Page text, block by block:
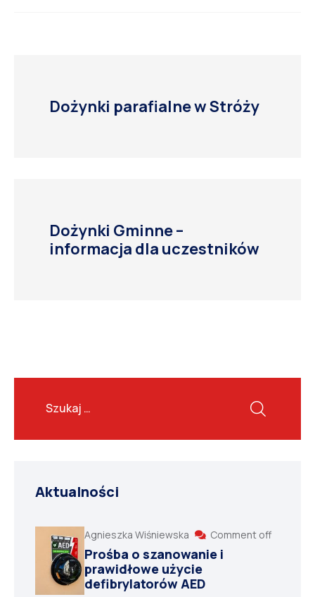
Dożynki parafialne w Stróży
Dożynki Gminne –
informacja dla uczestników
Aktualności
Agnieszka Wiśniewska Comment off
Prośba o szanowanie i
prawidłowe użycie
defibrylatorów AED